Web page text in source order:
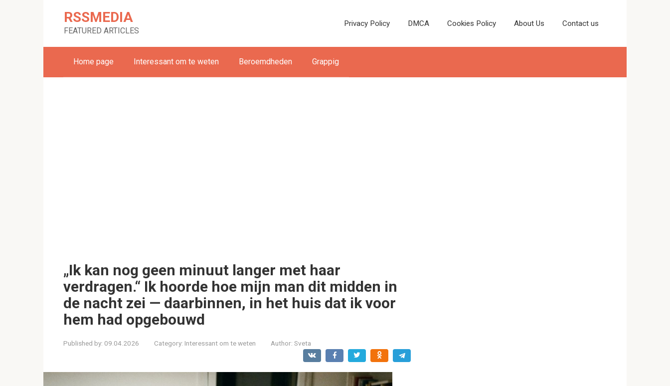
RSSMEDIA
FEATURED ARTICLES
Privacy Policy DMCA Cookies Policy About Us Contact us
Home page Interessant om te weten Beroemdheden Grappig
„Ik kan nog geen minuut langer met haar
verdragen.“ Ik hoorde hoe mijn man dit midden in
de nacht zei — daarbinnen, in het huis dat ik voor
hem had opgebouwd
Published by: 09.04.2026 Category: Interessant om te weten Author: Sveta